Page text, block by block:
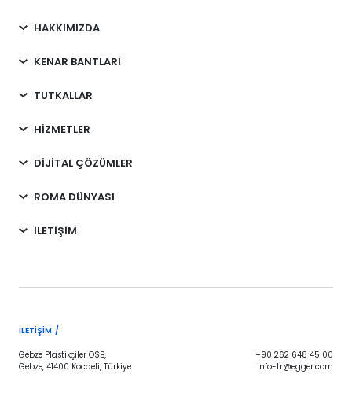
HAKKIMIZDA
KENAR BANTLARI
TUTKALLAR
HİZMETLER
DİJİTAL ÇÖZÜMLER
ROMA DÜNYASI
İLETİŞİM
İLETIŞIM /
Gebze Plastikçiler OSB,
Gebze, 41400 Kocaeli, Türkiye
+90 262 648 45 00
info-tr@egger.com